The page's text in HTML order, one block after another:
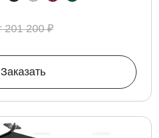
201 200 ₽
Заказать